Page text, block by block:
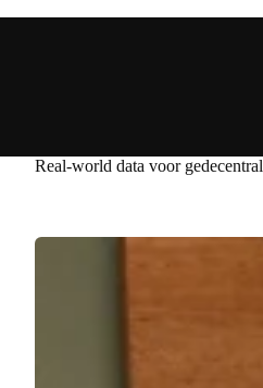
Real-world data voor